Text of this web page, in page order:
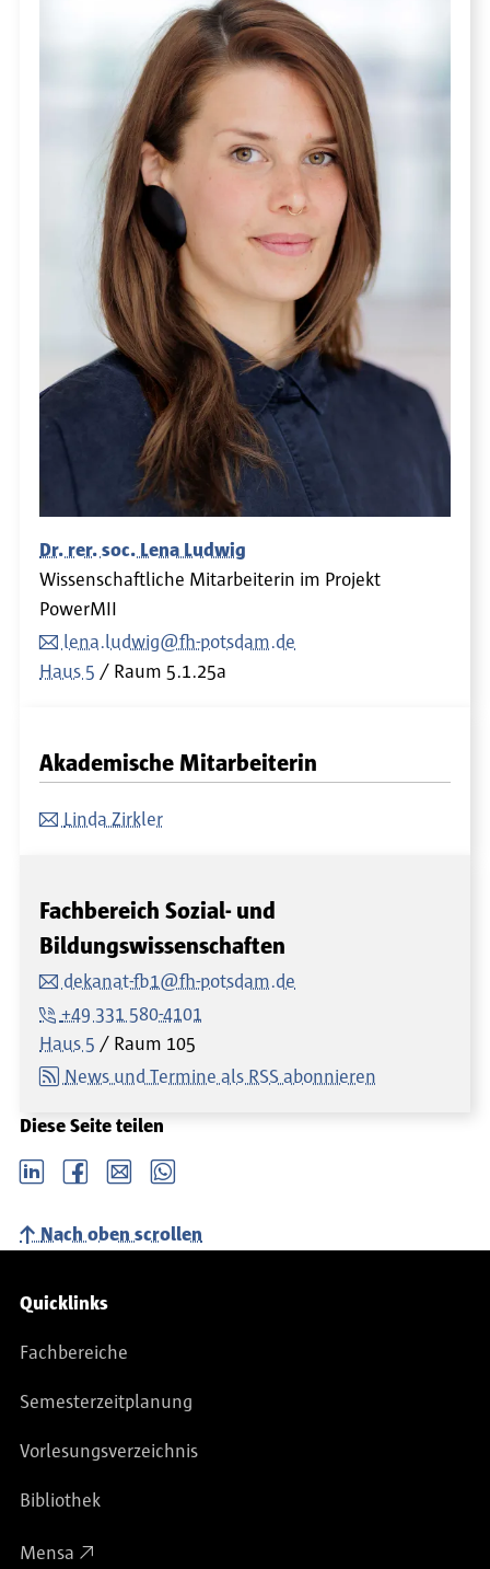
Dr. rer. soc. Lena Ludwig
Wissenschaftliche Mitarbeiterin im Projekt
PowerMII
lena.ludwig@fh-potsdam.de
Haus 5
Raum 5.1.25a
Akademische Mitarbeiterin
Linda Zirkler
Fachbereich Sozial- und
Bildungswissenschaften
dekanat-fb1@fh-potsdam.de
+49 331 580-4101
Haus 5
Raum 105
News und Termine als RSS abonnieren
Diese Seite teilen
LinkedIn Facebook email Whatsapp
Nach oben scrollen
Service-Navigation
Quicklinks
Fachbereiche
Semesterzeitplanung
Vorlesungsverzeichnis
Bibliothek
Mensa